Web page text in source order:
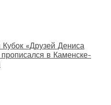
«Друзей Дениса
в Каменске-